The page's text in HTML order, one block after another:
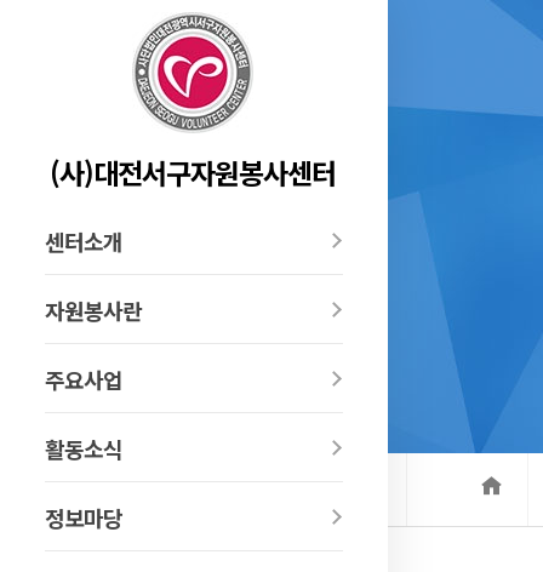
(사)대전서구자원봉사센터
센터소개
자원봉사란
주요사업
활동소식
정보마당